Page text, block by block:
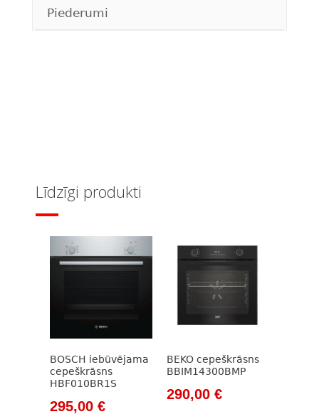
Piederumi
Līdzīgi produkti
BOSCH iebūvējama
cepeškrāsns
HBF010BR1S
Original
295,00 €Current
BEKO cepeškrāsns
BBIM14300BMP
Original
290,00 €Current